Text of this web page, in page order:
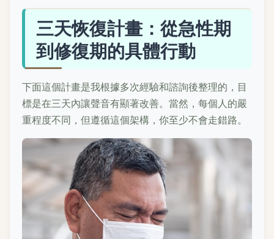
三天恢復計畫：從急性期
到修復期的具體行動
下面這個計畫是我根據多次經驗和諮詢後整理的，目
標是在三天內讓聲音有顯著改善。當然，每個人的嚴
重程度不同，但遵循這個架構，你至少不會走錯路。